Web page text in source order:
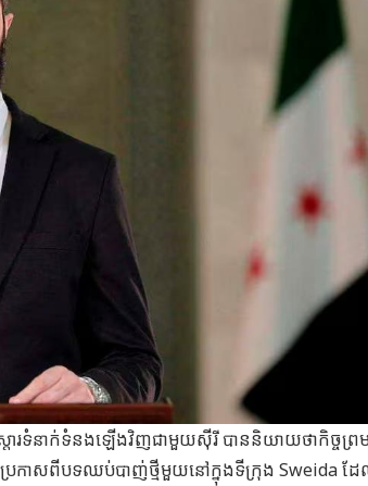
ដារទំនាក់ទំនងឡើងវិញជាមួយស៊ីរី បាននិយាយថាកិច្ចព្រ
នប្រកាសពីបទឈប់បាញ់ថ្មីមួយនៅក្នុងទីក្រុង Sweida ដ